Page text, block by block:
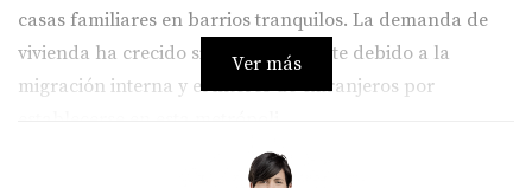
casas familiares en barrios tranquilos. La demanda de
vivienda ha crecido significativamente debido a la
migración interna y el interés de extranjeros por
Tipo de Propiedades y Perfil del Comprador
Ver más